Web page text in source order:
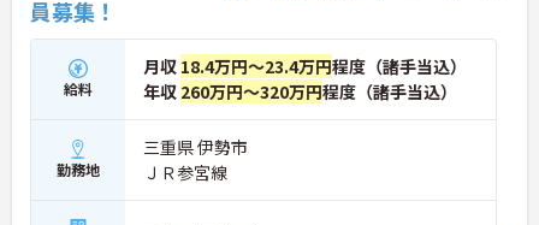
員募集！
給料
月収 18.4万円～23.4万円程度（諸手当込）
年収 260万円～320万円程度（諸手当込）
勤務地
三重県 伊勢市
ＪＲ参宮線